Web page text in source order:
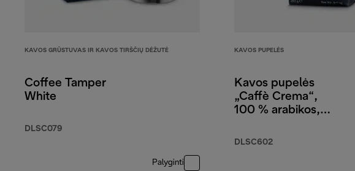
KAVOS GRŪSTUVAS IR KAVOS TIRŠČIŲ DĖŽUTĖ
Coffee Tamper
White
DLSC079
Palyginti
KAVOS PUPELĖS
Kavos pupelės
„Caffè Crema“,
100 % arabikos,
DLSC602